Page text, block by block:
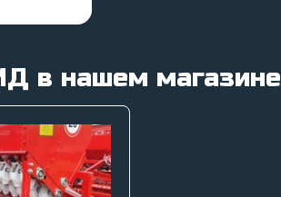
в нашем магазине